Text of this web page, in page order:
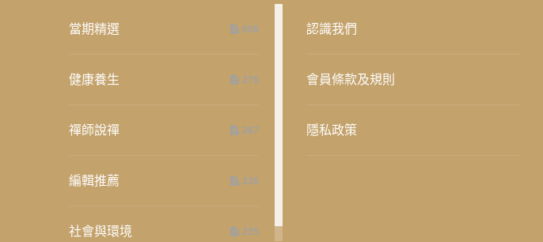
當期精選 658
健康養生 276
禪師說禪 267
編輯推薦 236
社會與環境 235
認識我們
會員條款及規則
隱私政策